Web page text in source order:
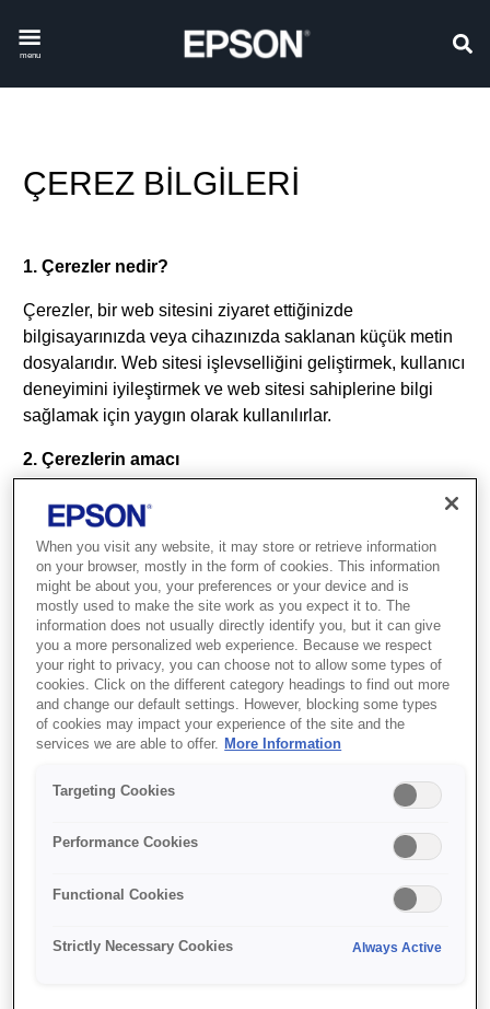
menu
ÇEREZ BİLGİLERİ
1. Çerezler nedir?
Çerezler, bir web sitesini ziyaret ettiğinizde
bilgisayarınızda veya cihazınızda saklanan küçük metin
dosyalarıdır. Web sitesi işlevselliğini geliştirmek, kullanıcı
deneyimini iyileştirmek ve web sitesi sahiplerine bilgi
sağlamak için yaygın olarak kullanılırlar.
2. Çerezlerin amacı
Web sitemizle etkileşimlerinizi daha verimli ve keyifli hale
getirmek için çerezler kullanırız. Çerezler bize şu
konularda yardımcı olur:
• Ziyaretçilerin web sitemizi nasıl kullandığını anlamak
ve deneyimlerini geliştirmek.
• Tercihlerinizi hatırlayarak kişiselleştirilmiş deneyimler
sunmak.
• İlgili reklamları sağlamak ve tarama yolculuğunuzu
Çerezlerimiz aşağıdakiler dahil çeşitli amaçlara hizmet
hatırlamak ve web sitemize geri döndüğünüzde sizi
When you visit any website, it may store or retrieve information
on your browser, mostly in the form of cookies. This information
might be about you, your preferences or your device and is
mostly used to make the site work as you expect it to. The
information does not usually directly identify you, but it can give
you a more personalized web experience. Because we respect
your right to privacy, you can choose not to allow some types of
cookies. Click on the different category headings to find out more
and change our default settings. However, blocking some types
of cookies may impact your experience of the site and the
services we are able to offer.
More Information
Targeting Cookies
Performance Cookies
Functional Cookies
Strictly Necessary Cookies Always Active